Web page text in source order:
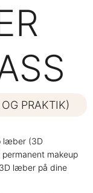
PRAKTIK)
læber (3D
makeup
læber på dine